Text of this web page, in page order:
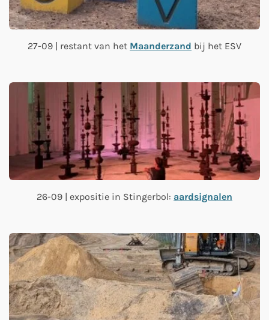
27-09 | restant van het Maanderzand bij het ESV
26-09 | expositie in Stingerbol: aardsignalen